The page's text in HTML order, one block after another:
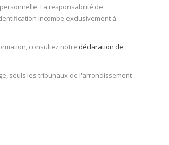
La responsabilité de
incombe exclusivement à
consultez notre déclaration de
seuls les tribunaux de l'arrondissement